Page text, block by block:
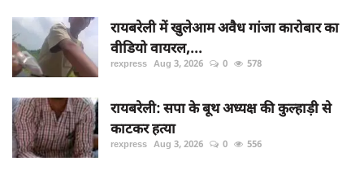
रायबरेली में खुलेआम अवैध गांजा कारोबार का
वीडियो वायरल,...
rexpress Aug 3, 2026 0 578
रायबरेली: सपा के बूथ अध्यक्ष की कुल्हाड़ी से
काटकर हत्या
rexpress Aug 3, 2026 0 556